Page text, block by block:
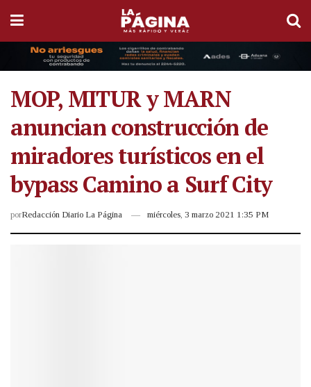
MOP, MITUR y MARN
anuncian construcción de
miradores turísticos en el
bypass Camino a Surf City
porRedacción Diario La Página miércoles, 3 marzo 2021 1:35 PM